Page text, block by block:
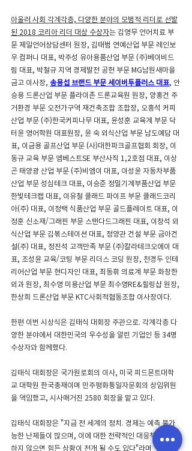
아울러 사회 각계각층, 다양한 분야의 모범적 리더로 선발
된 2018 코리아 리더 대상 수상자는 김영무 언어치료 부
문 제일언어상담센터 원장, 김태범 연예산업 부문 레인보
우 컴퍼니 대표, 박주성 유아용품산업 부문 (주)베이비드
림 대표, 박철규 지역 경제발전 공헌 부문 MG남원새마을
금고 이사장, 송용섭 브랜드 부문 세이버투플러스 대표, 안
승용 드론산업 부문 플라이존 드론교육원 원장, 양홍건 주
거환경 부문 오전가구역 재건축조합 조합장, 오흥석 커피
산업 부문 (주)한국커피나무 대표, 윤성훈 교육계 부문 닥
터윤 영어학원 대표원장, 윤 숙 외식산업 부문 남도예담 대
표, 이금용 골프산업 부문 (사)대한파크골프협회 회장, 이
동규 교육 부문 엠베스트SE 부산사직 1,2호점 대표, 이상
곤 태양광 산업 부문 (주)비엠이 대표, 이성윤 자동차부품
산업 부문 성심테크 대표, 이승준 정밀기계부품산업 부문
한빛테크랩 대표, 이유철 클래드 파이프 부문 클래드코리
아(주) 대표, 이정택 식품산업 부문 골드플레이트 대표, 이
정훈 신소재/그래핀 부문 스탠다드그래핀 대표, 이창석 외
식산업 부문 김볶스테이션 대표, 정양관 건설 부문 금아건
설(주) 대표, 정진석 고객만족 부문 (주)칼라테크오에이 대
표, 조성윤 교육/코팅 부문 리더스 코딩 원장, 천경두 인테
리어산업 부문 현디자인 대표, 최동휘 의료계 부문 화창한
외과 원장, 최수영 미용산업 부문 최수영RE&힐링샵 원장,
한상희 드론산업 부문 KTC사회적협동조합 이사장이다.
한편 이번 시상식은 김태식 대회장 주관으로. 각계각층 다
양한 분야에서 대한민국의 우수성을 알린 기업인 등 34명
수상자와 함께했다.
김태식 대회장은 국가원로회의 이사, 미국 피드몬트대학
교 대학원 한국총재이며 민주평화통일자문회의 상임위원
을 역임했고, 시사매거진 2580 회장을 맡고 있다.
김태식 대회장은 "지금 전 세계의 정치. 경제는 예측 불가
능한 난제들이 많으며, 이에 대한 전략적인 대응책을 강구
하지 않으면 힘든 상황이 전개 될 수도 있다"라며 "2018